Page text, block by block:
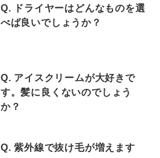
Q. ドライヤーはどんなものを選
べば良いでしょうか？
Q. アイスクリームが大好きで
す。髪に良くないのでしょう
か？
Q. 紫外線で抜け毛が増えます